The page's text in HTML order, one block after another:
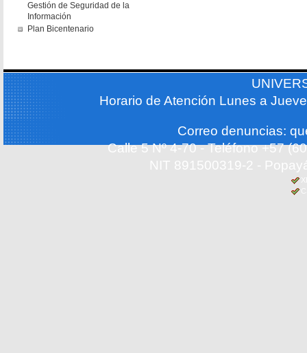
Gestión de Seguridad de la
Información
Plan Bicentenario
Horario de Atención Lunes a
Correo denuncias:
Calle 5 Nº 4-70 - Teléfono +57
NIT 891500319-2 -